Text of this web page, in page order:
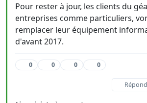
Pour rester à jour, les clients du
entreprises comme particuliers,
remplacer leur équipement
d'avant 2017.
0 0 0 0